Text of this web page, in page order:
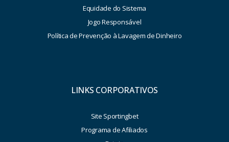
Equidade do Sistema
Jogo Responsável
Política de Prevenção à Lavagem de Dinheiro
LINKS CORPORATIVOS
Site Sportingbet
Programa de Afiliados